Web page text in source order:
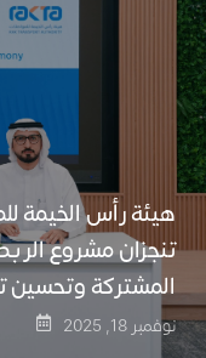
هيئة رأس الخيمة
تنجزان مشروع الربط
المشتركة وتحسين
نوفمبر 18, 2025